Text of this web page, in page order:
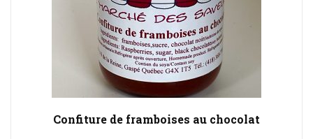
Confiture de framboises au chocolat